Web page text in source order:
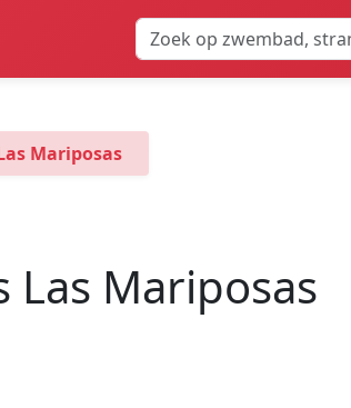
Mariposas
Mariposas